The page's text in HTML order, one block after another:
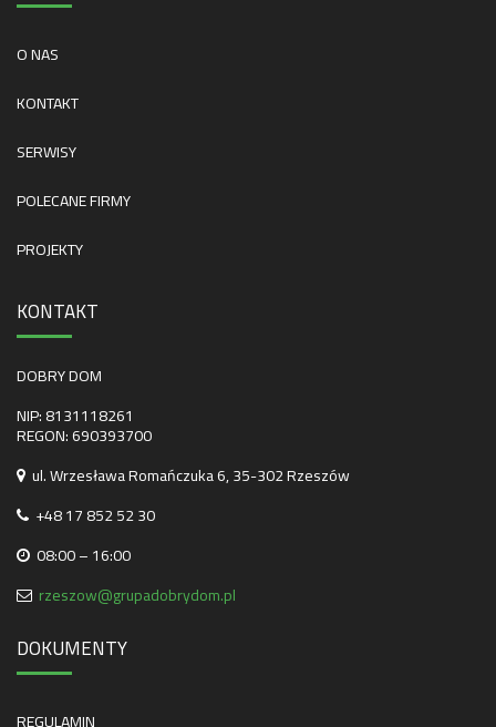
O NAS
KONTAKT
SERWISY
POLECANE FIRMY
PROJEKTY
KONTAKT
DOBRY DOM
NIP: 8131118261
REGON: 690393700
ul. Wrzesława Romańczuka 6, 35-302 Rzeszów
+48 17 852 52 30
08:00 – 16:00
rzeszow@grupadobrydom.pl
DOKUMENTY
REGULAMIN